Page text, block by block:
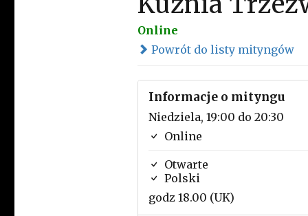
Online
Powrót do listy mityngów
Informacje o mityngu
Niedziela, 19:00 do 20:30
Online
Otwarte
Polski
godz 18.00 (UK)